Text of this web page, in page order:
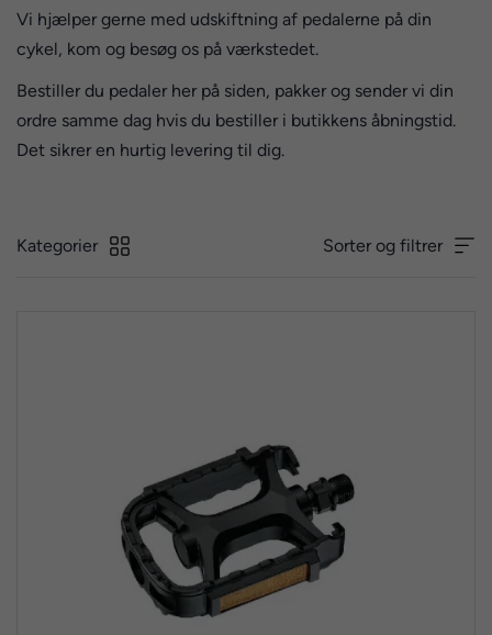
Vi hjælper gerne med udskiftning af pedalerne på din
cykel, kom og besøg os på værkstedet.
Bestiller du pedaler her på siden, pakker og sender vi din
ordre samme dag hvis du bestiller i butikkens åbningstid.
Det sikrer en hurtig levering til dig.
Kategorier Sorter og filtrer